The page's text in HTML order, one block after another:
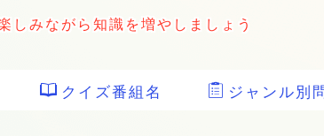
しみながら知識を増やしましょう
クイズ番組名 ジャンル別